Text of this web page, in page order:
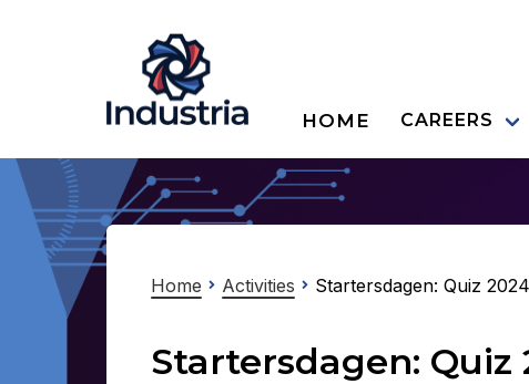
HOME CAREERS
Home Activities Startersdagen: Quiz
Startersdagen: Quiz